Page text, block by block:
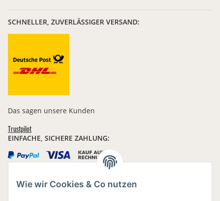
Wie wir Cookies & Co nutzen
SCHNELLER, ZUVERLÄSSIGER VERSAND:
Das sagen unsere Kunden
Trustpilot
EINFACHE, SICHERE ZAHLUNG: